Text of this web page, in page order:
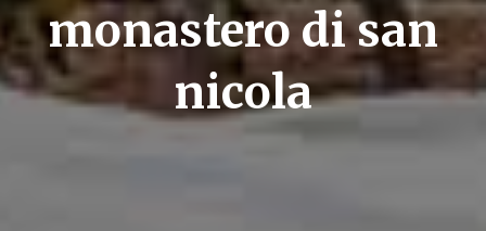
monastero di san
nicola